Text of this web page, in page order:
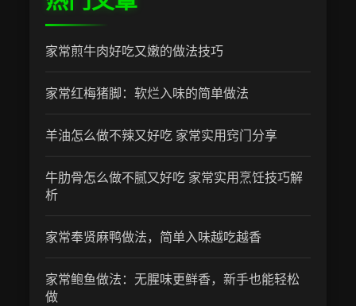
家常煎牛肉好吃又嫩的做法技巧
家常红梅猪脚：软烂入味的简单做法
羊油怎么做不辣又好吃 家常实用窍门分享
牛肋骨怎么做不腻又好吃 家常实用烹饪技巧解
析
家常奉贤麻鸭做法，简单入味越吃越香
家常鲍鱼做法：无腥味更鲜香，新手也能轻松
做